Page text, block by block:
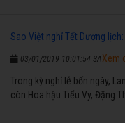
Sao Việt nghỉ Tết Dương
03/01/2019 10:01:54 SA
Trong kỳ nghỉ lễ bốn ngày,
còn Hoa hậu Tiểu Vy, Đặng
Xem